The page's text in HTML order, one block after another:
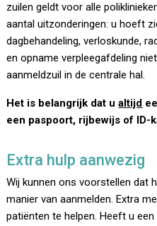
zuilen geldt voor alle
aantal uitzonderingen: u hoeft
dagbehandeling, verloskunde,
en opname verpleegafdeling
aanmeldzuil in de centrale hal.
Het is belangrijk dat ualtijd
een paspoort, rijbewijs of ID-
Extra hulp aanwezig
Wij kunnen ons voorstellen dat
manier van aanmelden. Extra
patiënten te helpen. Heeft u